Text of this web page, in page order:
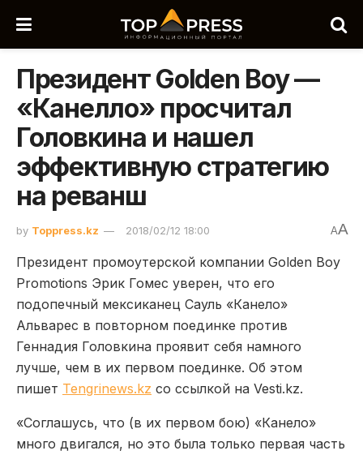
Президент Golden Boy —
«Канелло» просчитал
Головкина и нашел
эффективную стратегию
на реванш
by Toppress.kz 2018/02/12 18:00 AA
Президент промоутерской компании Golden Boy
Promotions Эрик Гомес уверен, что его
подопечный мексиканец Сауль «Канело»
Альварес в повторном поединке против
Геннадия Головкина проявит себя намного
лучше, чем в их первом поединке. Об этом
пишет Tengrinews.kz со ссылкой на Vesti.kz.
«Соглашусь, что (в их первом бою) «Канело»
много двигался, но это была только первая часть